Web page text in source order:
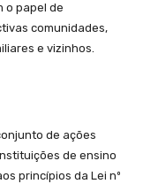
o papel de
comunidades,
e vizinhos.
de ações
de ensino
princípios da Lei nº